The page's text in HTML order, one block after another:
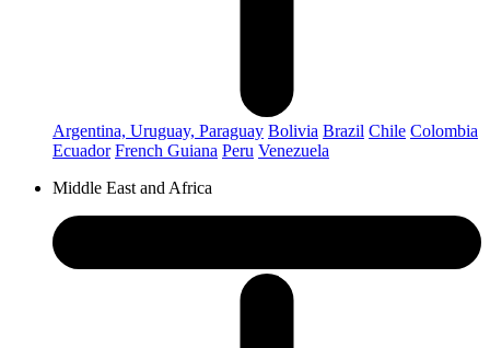
Argentina, Uruguay, Paraguay Bolivia Brazil Chile Colombia
Ecuador French Guiana Peru Venezuela
Middle East and Africa